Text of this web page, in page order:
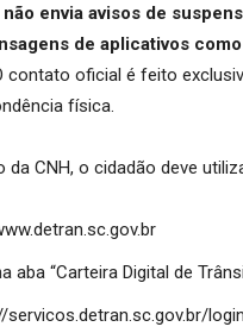
não envia avisos de
de aplicativos
contato oficial é feito
física.
CNH, o cidadão deve
aba “Carteira Digital de
servicos.detran.sc.gov.br/login